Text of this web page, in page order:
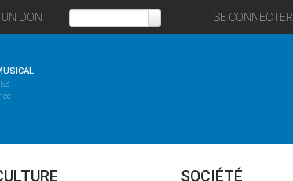
UN DON SE CONNECTER
SOCIÉTÉ